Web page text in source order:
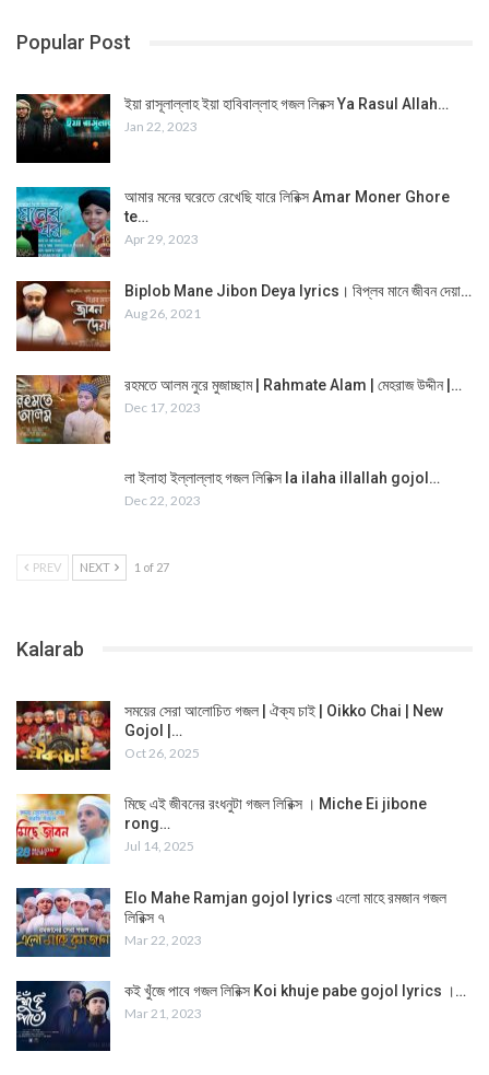
Popular Post
ইয়া রাসূলাল্লাহ ইয়া হাবিবাল্লাহ গজল লিরক্স Ya Rasul Allah…
Jan 22, 2023
আমার মনের ঘরেতে রেখেছি যারে লিরিক্স Amar Moner Ghore
te…
Apr 29, 2023
Biplob Mane Jibon Deya lyrics। বিপ্লব মানে জীবন দেয়া…
Aug 26, 2021
রহমতে আলম নুরে মুজাচ্ছাম | Rahmate Alam | মেহরাজ উদ্দীন |…
Dec 17, 2023
লা ইলাহা ইল্লাল্লাহ গজল লিরিক্স la ilaha illallah gojol…
Dec 22, 2023
PREV NEXT 1 of 27
Kalarab
সময়ের সেরা আলোচিত গজল | ঐক্য চাই | Oikko Chai | New
Gojol |…
Oct 26, 2025
মিছে এই জীবনের রংধনুটা গজল লিরিক্স । Miche Ei jibone
rong…
Jul 14, 2025
Elo Mahe Ramjan gojol lyrics এলো মাহে রমজান গজল
লিরিক্স ৭
Mar 22, 2023
কই খুঁজে পাবে গজল লিরিক্স Koi khuje pabe gojol lyrics ।…
Mar 21, 2023